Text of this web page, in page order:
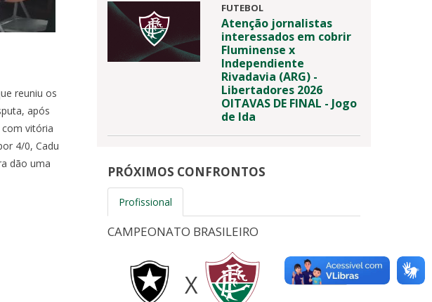
reuniu os
após
com vitória
4/0, Cadu
dão uma
FUTEBOL
Atenção jornalistas
interessados em cobrir
Fluminense x
Independiente
Rivadavia (ARG) -
Libertadores 2026
OITAVAS DE FINAL - Jogo
de Ida
PRÓXIMOS CONFRONTOS
Profissional
CAMPEONATO BRASILEIRO
X INGRESSOS